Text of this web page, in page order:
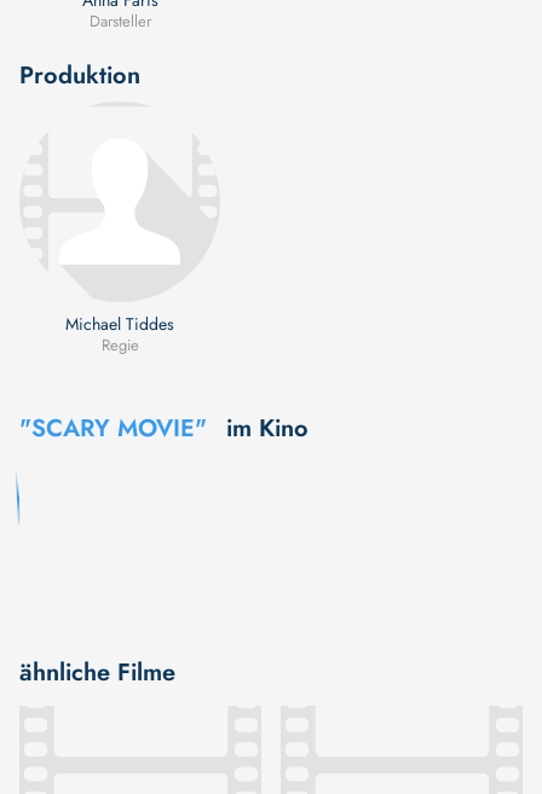
Darsteller
Produktion
Michael Tiddes
Regie
"SCARY MOVIE" im Kino
ähnliche Filme